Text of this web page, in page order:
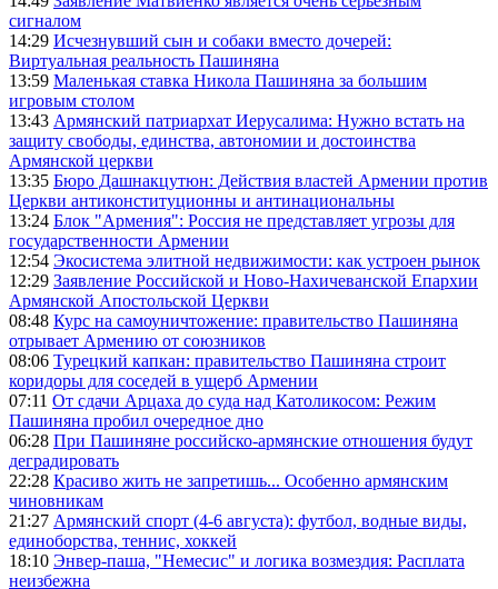
сигналом
14:29 Исчезнувший сын и собаки вместо дочерей:
Виртуальная реальность Пашиняна
13:59 Маленькая ставка Никола Пашиняна за большим
игровым столом
13:43 Армянский патриархат Иерусалима: Нужно встать на
защиту свободы, единства, автономии и достоинства
Армянской церкви
13:35 Бюро Дашнакцутюн: Действия властей Армении против
Церкви антиконституционны и антинациональны
13:24 Блок "Армения": Россия не представляет угрозы для
государственности Армении
12:54 Экосистема элитной недвижимости: как устроен рынок
12:29 Заявление Российской и Ново-Нахичеванской Епархии
Армянской Апостольской Церкви
08:48 Курс на самоуничтожение: правительство Пашиняна
отрывает Армению от союзников
08:06 Турецкий капкан: правительство Пашиняна строит
коридоры для соседей в ущерб Армении
07:11 От сдачи Арцаха до суда над Католикосом: Режим
Пашиняна пробил очередное дно
06:28 При Пашиняне российско-армянские отношения будут
деградировать
22:28 Красиво жить не запретишь... Особенно армянским
чиновникам
21:27 Армянский спорт (4-6 августа): футбол, водные виды,
единоборства, теннис, хоккей
18:10 Энвер-паша, "Немесис" и логика возмездия: Расплата
неизбежна